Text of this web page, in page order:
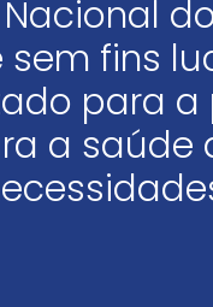
fins
para
a saúde